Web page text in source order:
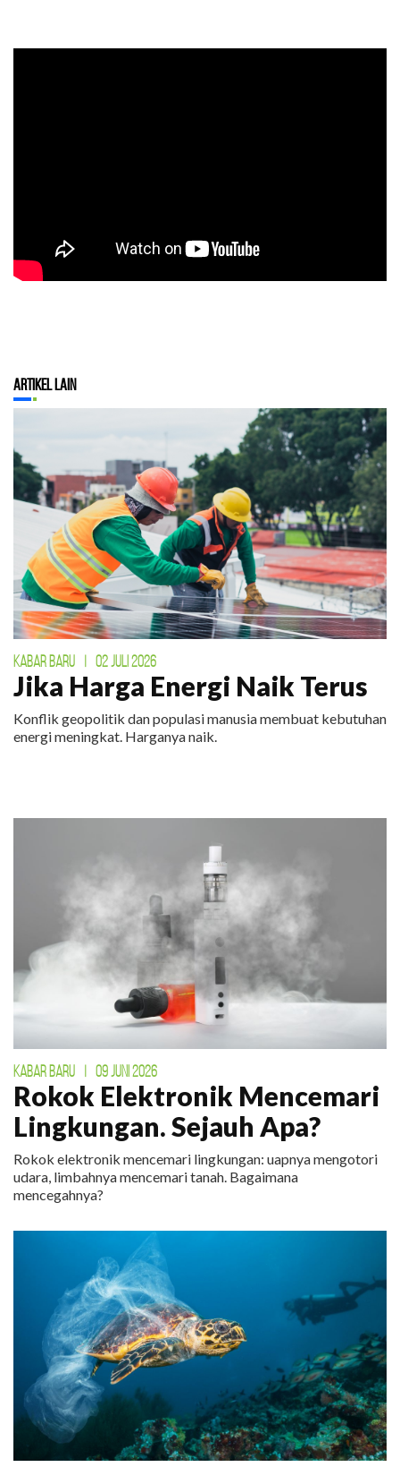
Artikel Lain
KABAR BARU | 02 JULI 2026
Jika Harga Energi Naik Terus
Konflik geopolitik dan populasi manusia membuat kebutuhan
energi meningkat. Harganya naik.
KABAR BARU | 09 JUNI 2026
Rokok Elektronik Mencemari
Lingkungan. Sejauh Apa?
Rokok elektronik mencemari lingkungan: uapnya mengotori
udara, limbahnya mencemari tanah. Bagaimana
mencegahnya?